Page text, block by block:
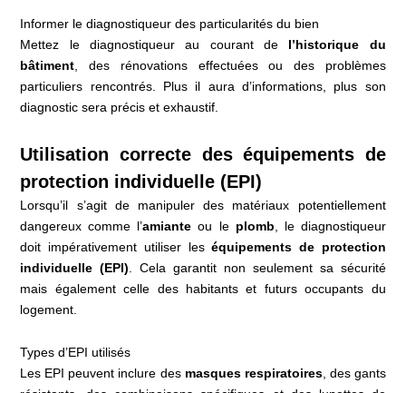
Informer le diagnostiqueur des particularités du bien
Mettez le diagnostiqueur au courant de l’historique du
bâtiment, des rénovations effectuées ou des problèmes
particuliers rencontrés. Plus il aura d’informations, plus son
diagnostic sera précis et exhaustif.
Utilisation correcte des équipements de
protection individuelle (EPI)
Lorsqu’il s’agit de manipuler des matériaux potentiellement
dangereux comme l’amiante ou le plomb , le diagnostiqueur
doit impérativement utiliser leséquipements de protection
individuelle (EPI) . Cela garantit non seulement sa sécurité
mais également celle des habitants et futurs occupants du
logement.
Types d’EPI utilisés
Les EPI peuvent inclure des masques respiratoires, des gants